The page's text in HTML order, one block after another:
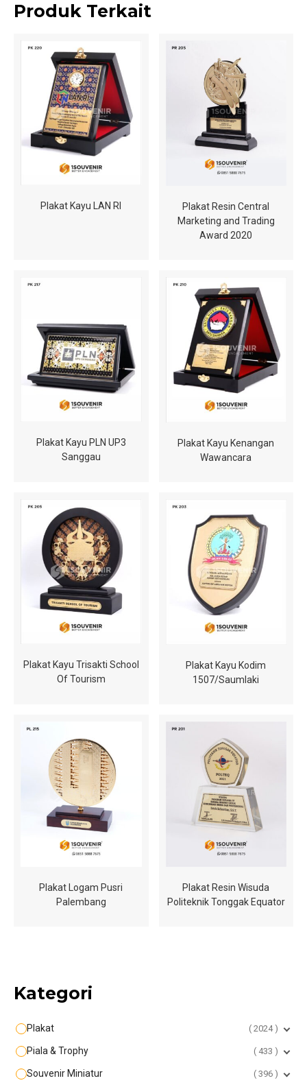
Produk Terkait
Plakat Kayu LAN RI
Plakat Resin Central
Marketing and Trading
Award 2020
Plakat Kayu PLN UP3
Sanggau
Plakat Kayu Kenangan
Wawancara
Plakat Kayu Trisakti School
Of Tourism
Plakat Kayu Kodim
1507/Saumlaki
Plakat Logam Pusri
Palembang
Plakat Resin Wisuda
Politeknik Tonggak Equator
Kategori
Plakat 2024
Piala & Trophy 433
Souvenir Miniatur 396